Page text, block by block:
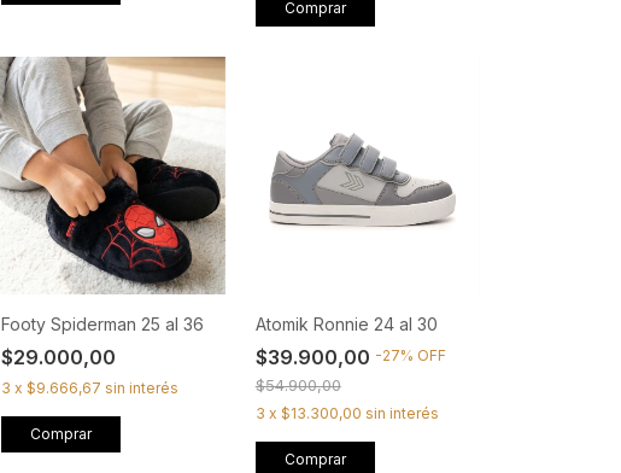
Comprar
Footy Spiderman 25 al 36
$29.000,00
3 x $9.666,67 sin interés
Comprar
Atomik Ronnie 24 al 30
$39.900,00 -27% OFF
$54.900,00
3 x $13.300,00 sin interés
Comprar